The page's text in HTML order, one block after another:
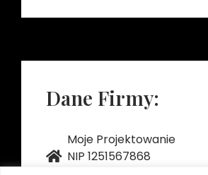
Dane Firmy:
Moje Projektowanie
NIP 1251567868